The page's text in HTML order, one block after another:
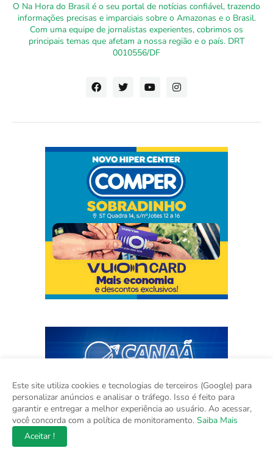
O Na Hora do Brasil é o seu portal de notícias confiável, trazendo
informações precisas e imparciais sobre o Amazonas e o Brasil.
Com uma equipe de jornalistas experientes, cobrimos os
principais temas que afetam a nossa região e o país. DRT
0010556/DF
Este site utiliza cookies e tecnologias de terceiros (Google) para
personalizar anúncios e analisar o tráfego. Isso é feito para
garantir e entregar a melhor experiência ao usuário. Ao acessar,
você concorda com a política de monitoramento. Saiba Mais
Aceitar !